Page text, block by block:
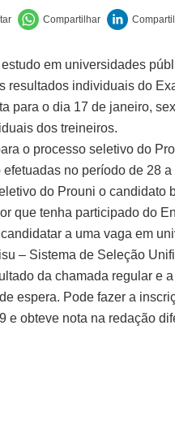
em universidades
resultados individuais do
para o dia 17 de janeiro,
dos treineiros.
o processo seletivo do
no período de 28
do Prouni o candidato
que tenha participado do
a uma vaga em
– Sistema de Seleção
da chamada regular e
espera. Pode fazer a
e obteve nota na redação